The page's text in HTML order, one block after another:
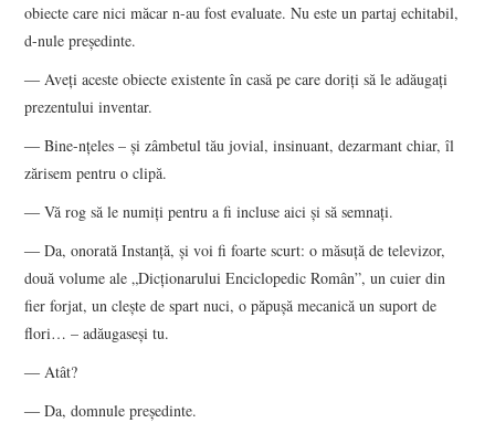
obiecte care nici măcar n-au fost evaluate. Nu este un partaj echitabil,
d-nule președinte.
― Aveți aceste obiecte existente în casă pe care doriți să le adăugați
prezentului inventar.
― Bine-nțeles – și zâmbetul tău jovial, insinuant, dezarmant chiar, îl
zărisem pentru o clipă.
― Vă rog să le numiți pentru a fi incluse aici și să semnați.
― Da, onorată Instanță, și voi fi foarte scurt: o măsuță de televizor,
două volume ale „Dicționarului Enciclopedic Român”, un cuier din
fier forjat, un clește de spart nuci, o păpușă mecanică un suport de
flori… – adăugaseși tu.
― Atât?
― Da, domnule președinte.